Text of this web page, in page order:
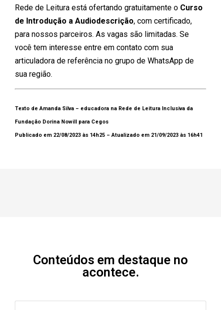
Rede de Leitura está ofertando gratuitamente o Curso
de Introdução a Audiodescrição, com certificado,
para nossos parceiros. As vagas são limitadas. Se
você tem interesse entre em contato com sua
articuladora de referência no grupo de WhatsApp de
sua região.
Texto de Amanda Silva – educadora na Rede de Leitura Inclusiva da
Fundação Dorina Nowill para Cegos
Publicado em 22/08/2023 às 14h25 – Atualizado em 21/09/2023 às 16h41
Conteúdos em destaque no
acontece.